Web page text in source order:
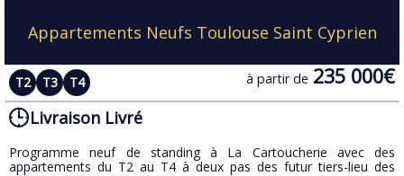
Appartements Neufs Toulouse Saint Cyprien
T2 T3 T4 à partir de 235 000€
Livraison Livré
Programme neuf de standing à La Cartoucherie avec des
appartements du T2 au T4 à deux pas des futur tiers-lieu des